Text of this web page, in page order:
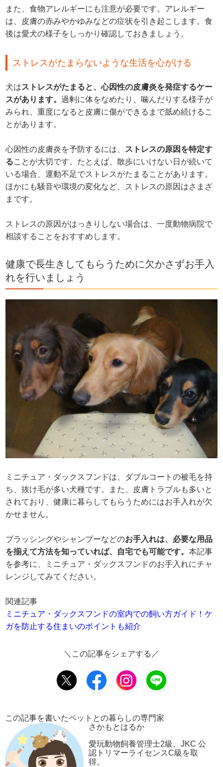
また、食物アレルギーにも注意が必要です。アレルギー
は、皮膚の赤みやかゆみなどの症状を引き起こします。食
後は愛犬の様子をしっかり確認しておきましょう。
ストレスがたまらないような生活を心がける
犬はストレスがたまると、心因性の皮膚炎を発症するケー
スがあります。過剰に体をなめたり、噛んだりする様子が
みられ、重度になると皮膚に傷ができるまで舐め続けるこ
とがあります。
心因性の皮膚炎を予防するには、
ストレスの原因を特定す
ることが大切です。たとえば、散歩にいけない日が続いて
いる場合、運動不足でストレスがたまることがあります。
ほかにも騒音や環境の変化など、ストレスの原因はさまざ
まです。
ストレスの原因がはっきりしない場合は、一度動物病院で
相談することをおすすめします。
健康で長生きしてもらうために欠かさずお手入
れを行いましょう
ミニチュア・ダックスフンドは、ダブルコートの被毛を持
ち、抜け毛が多い犬種です。また、皮膚トラブルも多いと
されており、健康に暮らしてもらうためにはお手入れが欠
かせません。
ブラッシングやシャンプーなどのお手入れは、必要な用品
を揃えて方法を知っていれば、自宅でも可能です。本記事
を参考に、ミニチュア・ダックスフンドのお手入れにチャ
レンジしてみてください。
関連記事
ミニチュア・ダックスフンドの室内での飼い方ガイド！ケ
ガを防止する住まいのポイントも紹介
＼この記事をシェアする／
この記事を書いたペットとの暮らしの専門家
さかもとはるか
愛玩動物飼養管理士2級、JKC 公
認トリマーライセンスC級を取
得。